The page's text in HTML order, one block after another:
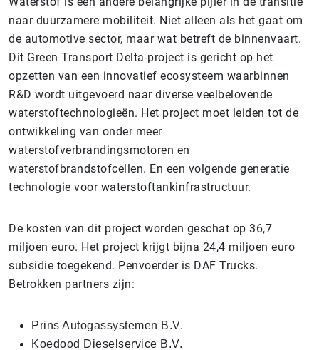
naar duurzamere mobiliteit. Niet alleen als het gaat om
de automotive sector, maar wat betreft de binnenvaart.
Dit Green Transport Delta-project is gericht op het
opzetten van een innovatief ecosysteem waarbinnen
R&D wordt uitgevoerd naar diverse veelbelovende
waterstoftechnologieën. Het project moet leiden tot de
ontwikkeling van onder meer
waterstofverbrandingsmotoren en
waterstofbrandstofcellen. En een volgende generatie
technologie voor waterstoftankinfrastructuur.
De kosten van dit project worden geschat op 36,7
miljoen euro. Het project krijgt bijna 24,4 miljoen euro
subsidie toegekend. Penvoerder is DAF Trucks.
Betrokken partners zijn:
Prins Autogassystemen B.V.
Koedood Dieselservice B.V.